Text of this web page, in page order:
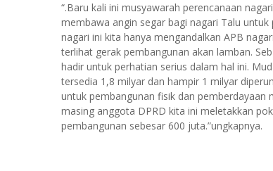
“.Baru kali ini musyawarah perencanaan
membawa angin segar bagi nagari Talu
nagari ini kita hanya mengandalkan APB
terlihat gerak pembangunan akan lamban.
hadir untuk perhatian serius dalam hal ini.
tersedia 1,8 milyar dan hampir 1 milyar
untuk pembangunan fisik dan pemberdayaan
masing anggota DPRD kita ini meletakkan
pembangunan sebesar 600 juta.”ungkapnya.